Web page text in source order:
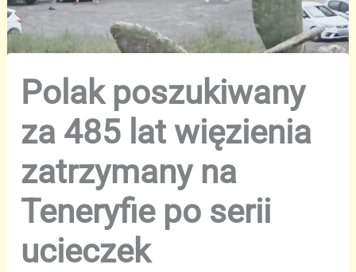
Polak poszukiwany
za 485 lat więzienia
zatrzymany na
Teneryfie po serii
ucieczek